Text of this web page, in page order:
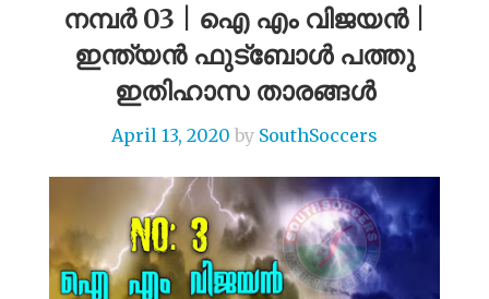
നമ്പർ 03 | ഐ എം വിജയൻ |
ഇന്ത്യൻ ഫുട്ബോൾ പത്തു
ഇതിഹാസ താരങ്ങൾ
April 13, 2020 by SouthSoccers